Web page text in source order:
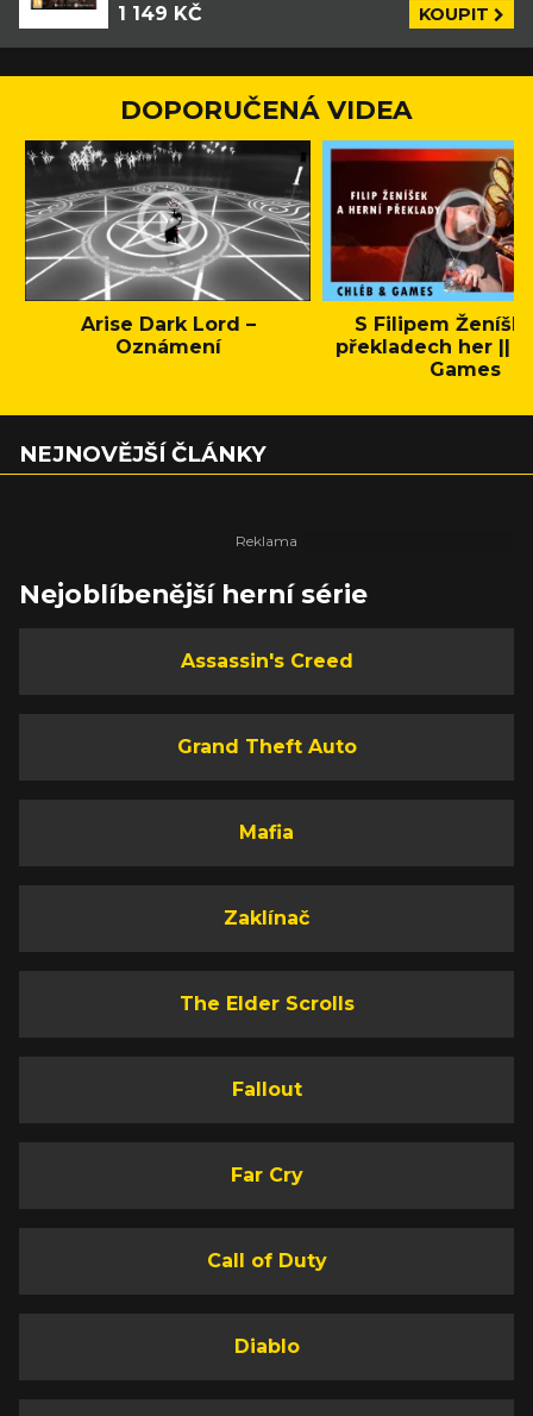
1 149 KČ KOUPIT
DOPORUČENÁ VIDEA
Arise Dark Lord –
Oznámení
S Filipem
překladech her ||
Games
NEJNOVĚJŠÍ ČLÁNKY
Nejoblíbenější herní série
Assassin's Creed
Grand Theft Auto
Mafia
Zaklínač
The Elder Scrolls
Fallout
Far Cry
Call of Duty
Diablo